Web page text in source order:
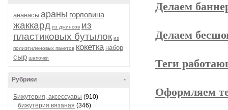
ананасы араны горловина
жаккард из джинсов из
пластиковых бутылок из
полиэтиленовых пакетов кокетка набор
сыр шапочки
-
Рубрики
Бижутерия, аксессуары (910)
бижутерия вязаная (346)
Делаем
Делаем
Теги
Оформляем